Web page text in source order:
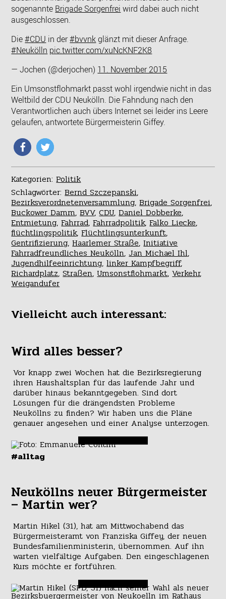
sogenannte Brigade Sorgenfrei wird dabei auch nicht
ausgeschlossen.
Die#CDU in der#bvvnkglänzt mit dieser Anfrage.
#Neukölln pic.twitter.com/xuNcKNF2K8
— Jochen (@derjochen) 11. November 2015
Ein Umsonstflohmarkt passt wohl irgendwie nicht in das
Weltbild der CDU Neukölln. Die Fahndung nach den
Verantwortlichen auch übers Internet sei leider ins Leere
gelaufen, antwortete Bürgermeisterin Giffey.
Kategorien:Politik
Schlagwörter:Bernd Szczepanski,
Bezirksverordnetenversammlung,Brigade Sorgenfrei,
Buckower Damm,BVV,CDU,Daniel Dobberke,
Entmietung,Fahrrad,Fahrradpolitik,Falko Liecke,
flüchtlingspolitik,Flüchtlingsunterkunft,
Gentrifizierung,Haarlemer Straße,Initiative
Fahrradfreundliches Neukölln,Jan Michael Ihl,
Jugendhilfeeinrichtung,linker Kampfbegriff,
Richardplatz,Straßen,Umsonstflohmarkt,Verkehr,
Weigandufer
Vielleicht auch interessant:
Wird alles besser?
Vor knapp zwei Wochen hat die Bezirksregierung
ihren Haushaltsplan für das laufende Jahr und
darüber hinaus bekanntgegeben. Sind dort
Lösungen für die drängendsten Probleme
Neuköllns zu finden? Wir haben uns die Pläne
genauer angesehen und einer Analyse unterzogen.
#alltag
Neuköllns neuer Bürgermeister
– Martin wer?
Martin Hikel (31), hat am Mittwochabend das
Bürgermeisteramt von Franziska Giffey, der neuen
Bundesfamilienministerin, übernommen. Auf ihn
warten vielfältige Aufgaben. Den eingeschlagenen
Kurs möchte er fortführen.